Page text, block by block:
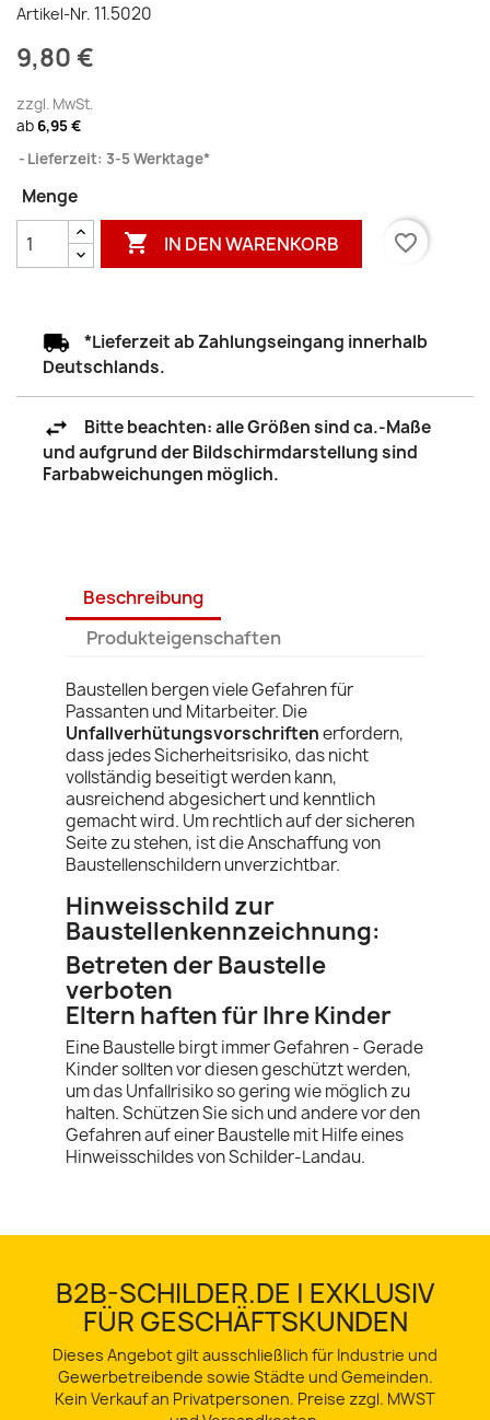
Artikel-Nr. 11.5020
9,80 €
zzgl. MwSt.
ab 6,95 €
Lieferzeit: 3-5 Werktage*
Menge
 IN DEN WARENKORB favorite_border
*Lieferzeit ab Zahlungseingang innerhalb
Deutschlands.
Bitte beachten: alle Größen sind ca.-Maße
und aufgrund der Bildschirmdarstellung sind
Farbabweichungen möglich.
Beschreibung
Produkteigenschaften
Baustellen bergen viele Gefahren für
Passanten und Mitarbeiter. Die
Unfallverhütungsvorschriftenerfordern,
dass jedes Sicherheitsrisiko, das nicht
vollständig beseitigt werden kann,
ausreichend abgesichert und kenntlich
gemacht wird. Um rechtlich auf der sicheren
Seite zu stehen, ist die Anschaffung von
Baustellenschildern unverzichtbar.
Hinweisschild zur
Baustellenkennzeichnung:
Betreten der Baustelle
verboten
Eltern haften für Ihre Kinder
Eine Baustelle birgt immer Gefahren - Gerade
Kinder sollten vor diesen geschützt werden,
um das Unfallrisiko so gering wie möglich zu
halten. Schützen Sie sich und andere vor den
Gefahren auf einer Baustelle mit Hilfe eines
Hinweisschildes von Schilder-Landau.
B2B-SCHILDER.DE | EXKLUSIV
FÜR GESCHÄFTSKUNDEN
Dieses Angebot gilt ausschließlich für Industrie und
Gewerbetreibende sowie Städte und Gemeinden.
Kein Verkauf an Privatpersonen. Preise zzgl. MWST